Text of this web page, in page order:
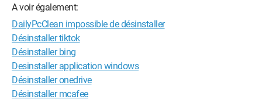
A voir également:
DailyPcClean impossible de désinstaller
Désinstaller tiktok
Désinstaller bing
Desinstaller application windows
Désinstaller onedrive
Désinstaller mcafee